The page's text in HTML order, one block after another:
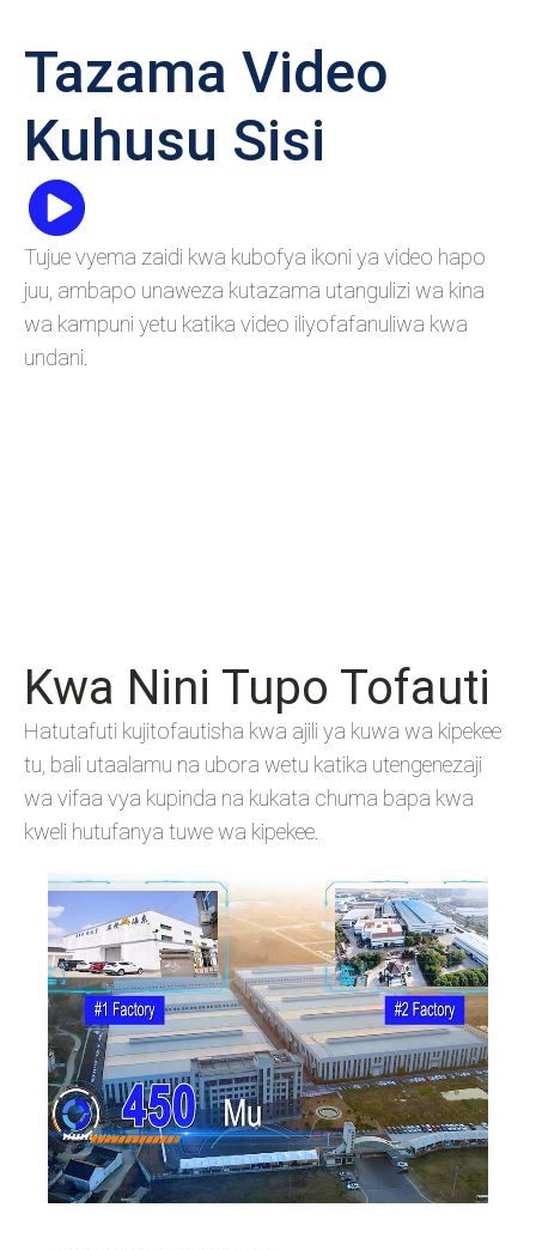
Tazama Video
Kuhusu Sisi
Tujue vyema zaidi kwa kubofya ikoni ya video hapo
juu, ambapo unaweza kutazama utangulizi wa kina
wa kampuni yetu katika video iliyofafanuliwa kwa
undani.
Kwa Nini Tupo Tofauti
Hatutafuti kujitofautisha kwa ajili ya kuwa wa kipekee
tu, bali utaalamu na ubora wetu katika utengenezaji
wa vifaa vya kupinda na kukata chuma bapa kwa
kweli hutufanya tuwe wa kipekee.